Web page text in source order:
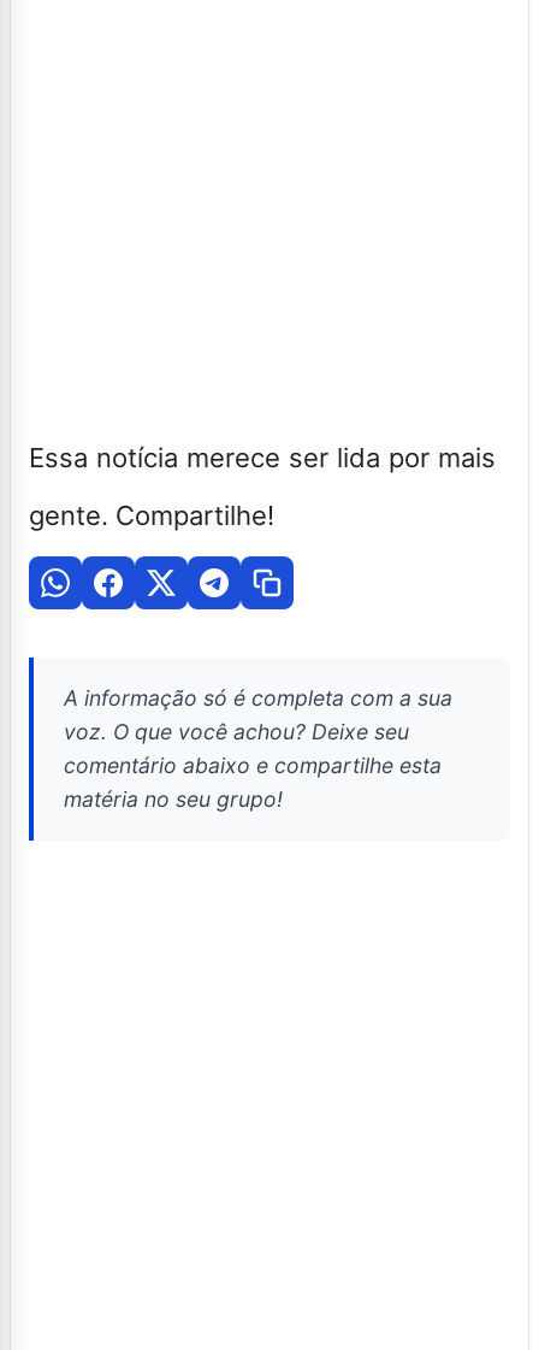
Essa notícia merece ser lida por mais
gente. Compartilhe!
A informação só é completa com a sua
voz. O que você achou? Deixe seu
comentário abaixo e compartilhe esta
matéria no seu grupo!